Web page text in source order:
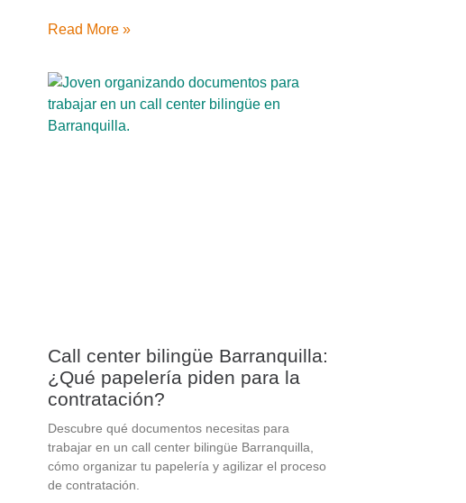
Read More »
Call center bilingüe Barranquilla:
¿Qué papelería piden para la
contratación?
Descubre qué documentos necesitas para
trabajar en un call center bilingüe Barranquilla,
cómo organizar tu papelería y agilizar el proceso
de contratación.